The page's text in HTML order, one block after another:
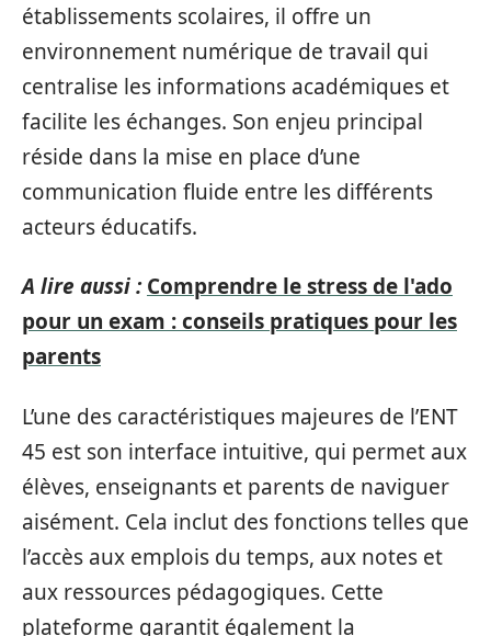
établissements scolaires, il offre un
environnement numérique de travail qui
centralise les informations académiques et
facilite les échanges. Son enjeu principal
réside dans la mise en place d’une
communication fluide entre les différents
acteurs éducatifs.
A lire aussi : Comprendre le stress de l'ado
pour un exam : conseils pratiques pour les
parents
L’une des caractéristiques majeures de l’ENT
45 est son interface intuitive, qui permet aux
élèves, enseignants et parents de naviguer
aisément. Cela inclut des fonctions telles que
l’accès aux emplois du temps, aux notes et
aux ressources pédagogiques. Cette
plateforme garantit également la